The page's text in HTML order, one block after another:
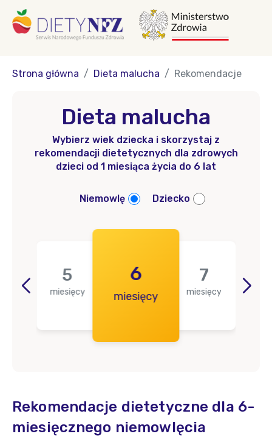
Strona główna Dieta malucha Rekomendacje
Dieta malucha
Wybierz wiek dziecka i skorzystaj z
rekomendacji dietetycznych dla zdrowych
dzieci od 1 miesiąca życia do 6 lat
Niemowlę Dziecko
5
miesięcy
6
miesięcy
7
miesięcy
Rekomendacje dietetyczne dla 6-
miesięcznego niemowlęcia